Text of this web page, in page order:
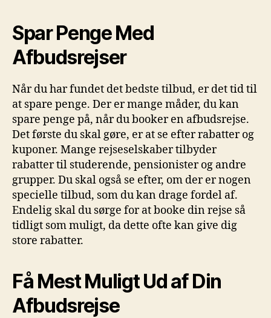
Spar Penge Med
Afbudsrejser
Når du har fundet det bedste tilbud, er det tid til
at spare penge. Der er mange måder, du kan
spare penge på, når du booker en afbudsrejse.
Det første du skal gøre, er at se efter rabatter og
kuponer. Mange rejseselskaber tilbyder
rabatter til studerende, pensionister og andre
grupper. Du skal også se efter, om der er nogen
specielle tilbud, som du kan drage fordel af.
Endelig skal du sørge for at booke din rejse så
tidligt som muligt, da dette ofte kan give dig
store rabatter.
Få Mest Muligt Ud af Din
Afbudsrejse